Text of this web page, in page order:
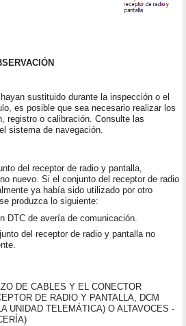
sustituido durante la inspección o el
es posible que sea necesario realizar los
registro o calibración. Consulte las
sistema de navegación.
del receptor de radio y pantalla,
nuevo. Si el conjunto del receptor de radio
ya había sido utilizado por otro
produzca lo siguiente:
DTC de avería de comunicación.
del receptor de radio y pantalla no
DE CABLES Y EL CONECTOR
DE RADIO Y PANTALLA, DCM
UNIDAD TELEMÁTICA) O ALTAVOCES -